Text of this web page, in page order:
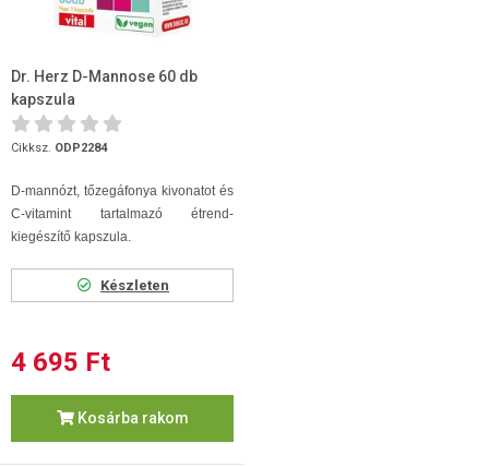
Dr. Herz D-Mannose 60 db
kapszula
Cikksz. ODP2284
D-mannózt, tőzegáfonya kivonatot és
C-vitamint tartalmazó étrend-
kiegészítő kapszula.
Készleten
4 695 Ft
Kosárba rakom